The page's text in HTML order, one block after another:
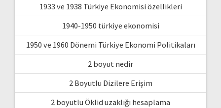
1933 ve 1938 Türkiye Ekonomisi özellikleri
1940-1950 türkiye ekonomisi
1950 ve 1960 Dönemi Türkiye Ekonomi Politikaları
2 boyut nedir
2 Boyutlu Dizilere Erişim
2 boyutlu Öklid uzaklığı hesaplama